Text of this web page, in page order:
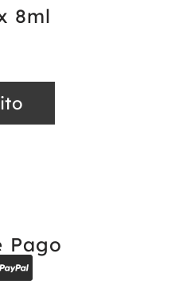
8ml
Pago